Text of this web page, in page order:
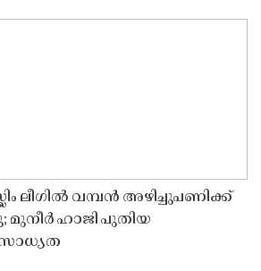
ലീഗിൽ വമ്പൻ അഴിച്ചുപണിക്ക്
ഹാജി പുതിയ